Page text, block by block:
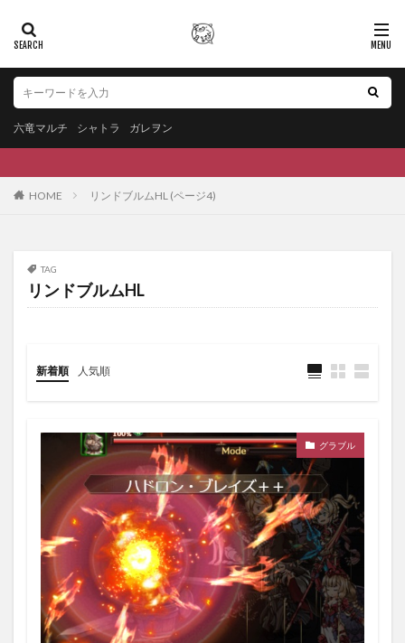
六竜マルチ シャトラ ガレヲン
HOME リンドブルムHL (ページ4)
TAG
リンドブルムHL
新着順 人気順
グラブル